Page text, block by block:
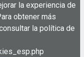
la experiencia de
obtener más
la política de